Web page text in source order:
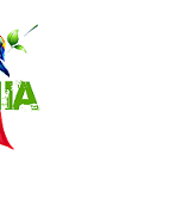
prisión a
de